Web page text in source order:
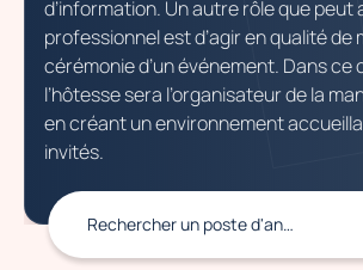
d’information. Un autre rôle que peut
professionnel est d’agir en qualité de
cérémonie d’un événement. Dans ce
l’hôtesse sera l’organisateur de la
en créant un environnement
invités.
Rechercherun poste d'animateur